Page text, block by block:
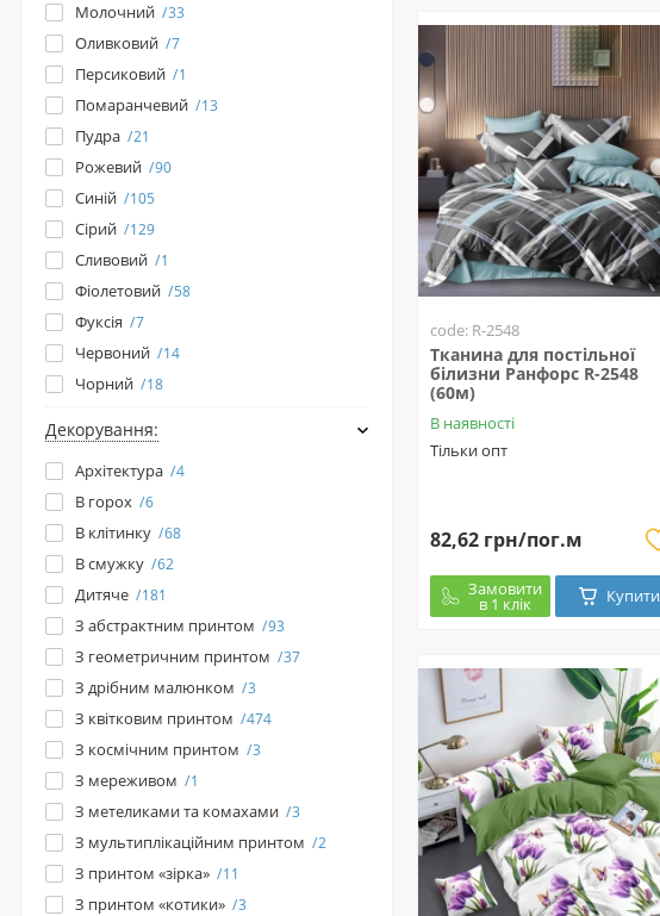
code: R-2548
Тканина для постільної
білизни Ранфорс R-2548
(60м)
В наявності
Тільки опт
82,62 грн/пог.м
Замовити
в 1 клік Купити
Молочний 33
Оливковий 7
Персиковий 1
Помаранчевий 13
Пудра 21
Рожевий 90
Синій 105
Сірий 129
Сливовий 1
Фіолетовий 58
Фуксія 7
Червоний 14
Чорний 18
Декорування:
Архітектура 4
В горох 6
В клітинку 68
В смужку 62
Дитяче 181
З абстрактним принтом 93
З геометричним принтом 37
З дрібним малюнком 3
З квітковим принтом 474
З космічним принтом 3
З мереживом 1
З метеликами та комахами 3
З мультиплікаційним принтом 2
З принтом «зірка» 11
З принтом «котики» 3